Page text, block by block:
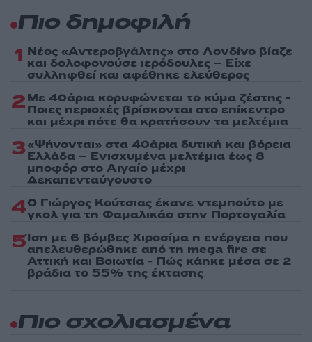
Πιο δημοφιλή
1 Νέος «Αντεροβγάλτης» στο Λονδίνο βίαζε
και δολοφονούσε ιερόδουλες – Είχε
συλληφθεί και αφέθηκε ελεύθερος
2Με 40άρια κορυφώνεται το κύμα ζέστης -
Ποιες περιοχές βρίσκονται στο επίκεντρο
και μέχρι πότε θα κρατήσουν τα μελτέμια
3«Ψήνονται» στα 40άρια δυτική και βόρεια
Ελλάδα – Ενισχυμένα μελτέμια έως 8
μποφόρ στο Αιγαίο μέχρι
Δεκαπενταύγουστο
4Ο Γιώργος Κούτσιας έκανε ντεμπούτο με
γκολ για τη Φαμαλικάο στην Πορτογαλία
5Ίση με 6 βόμβες Χιροσίμα η ενέργεια που
απελευθερώθηκε από τη mega fire σε
Αττική και Βοιωτία - Πώς κάηκε μέσα σε 2
βράδια το 55% της έκτασης
Πιο σχολιασμένα